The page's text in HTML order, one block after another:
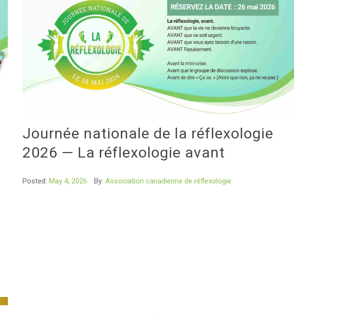
Journée nationale de la réflexologie
2026 — La réflexologie avant
Posted: May 4, 2026 By: Association canadienne de réflexologie